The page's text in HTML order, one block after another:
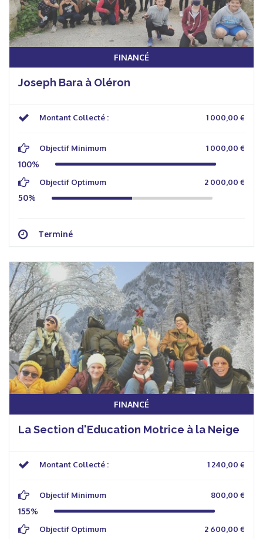
FINANCÉ
Joseph Bara à Oléron
Montant Collecté : 1 000,00 €
Objectif Minimum 1 000,00 €
100%
Objectif Optimum 2 000,00 €
50%
Terminé
FINANCÉ
La Section d'Education Motrice à la Neige
Montant Collecté : 1 240,00 €
Objectif Minimum 800,00 €
155%
Objectif Optimum 2 600,00 €